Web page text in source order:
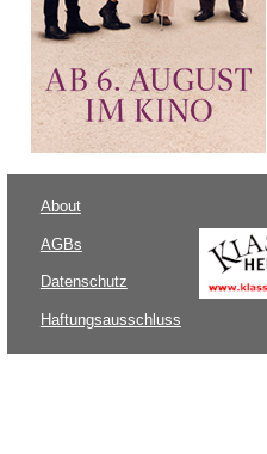
About
AGBs
Datenschutz
Haftungsausschluss